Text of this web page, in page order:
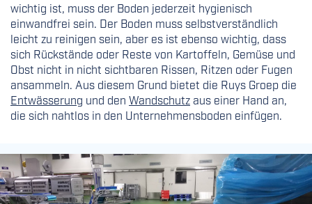
wichtig ist, muss der Boden jederzeit hygienisch
einwandfrei sein. Der Boden muss selbstverständlich
leicht zu reinigen sein, aber es ist ebenso wichtig, dass
sich Rückstände oder Reste von Kartoffeln, Gemüse und
Obst nicht in nicht sichtbaren Rissen, Ritzen oder Fugen
ansammeln. Aus diesem Grund bietet die Ruys Groep die
Entwässerung und den Wandschutz aus einer Hand an,
die sich nahtlos in den Unternehmensboden einfügen.